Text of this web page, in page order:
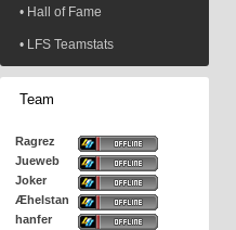
• Hall of Fame
• LFS Teamstats
Team
Ragrez
Jueweb
Joker
Æhelstan
hanfer